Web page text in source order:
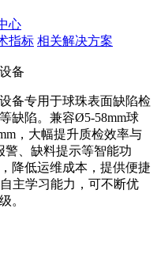
心
指标 相关解决方案
备
备专用于球珠表面缺陷检
缺陷。兼容Ø5-58mm球
，大幅提升质检效率与
警、缺料提示等智能功
降低运维成本，提供便捷
主学习能力，可不断优
。